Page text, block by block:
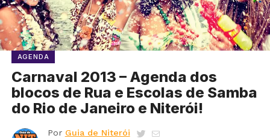
AGENDA
Carnaval 2013 – Agenda dos
blocos de Rua e Escolas de Samba
do Rio de Janeiro e Niterói!
Por Guia de Niterói